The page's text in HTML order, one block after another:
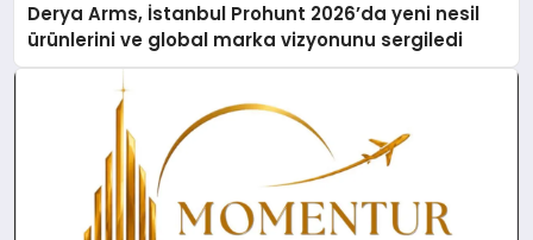
Derya Arms, İstanbul Prohunt 2026’da yeni nesil
ürünlerini ve global marka vizyonunu sergiledi